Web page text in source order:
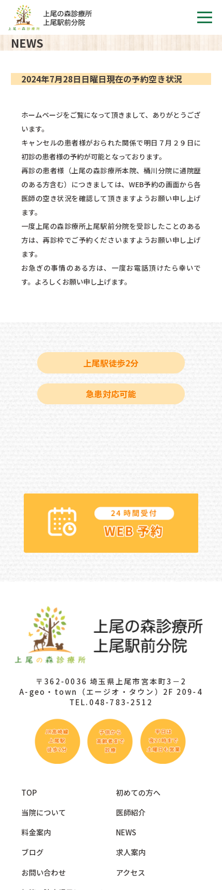
NEWS
2024年7月28日日曜日現在の予約空き状況
ホームページをご覧になって頂きまして、ありがとうござ
います。
キャンセルの患者様がおられた関係で明日７月２９日に
初診の患者様の予約が可能となっております。
再診の患者様（上尾の森診療所本院、桶川分院に通院歴
のある方含む）につきましては、WEB予約の画面から各
医師の空き状況を確認して頂きますようお願い申し上げ
ます。
一度上尾の森診療所上尾駅前分院を受診したことのある
方は、再診枠でご予約くださいますようお願い申し上げ
ます。
お急ぎの事情のある方は、一度お電話頂けたら幸いで
す。よろしくお願い申し上げます。
上尾駅徒歩2分
急患対応可能
〒362-0036 埼玉県上尾市宮本町3－2
A-geo・town（エージオ・タウン）2F 209-4
TEL.048-783-2512
TOP
初めての方へ
当院について
医師紹介
料金案内
NEWS
ブログ
求人案内
お問い合わせ
アクセス